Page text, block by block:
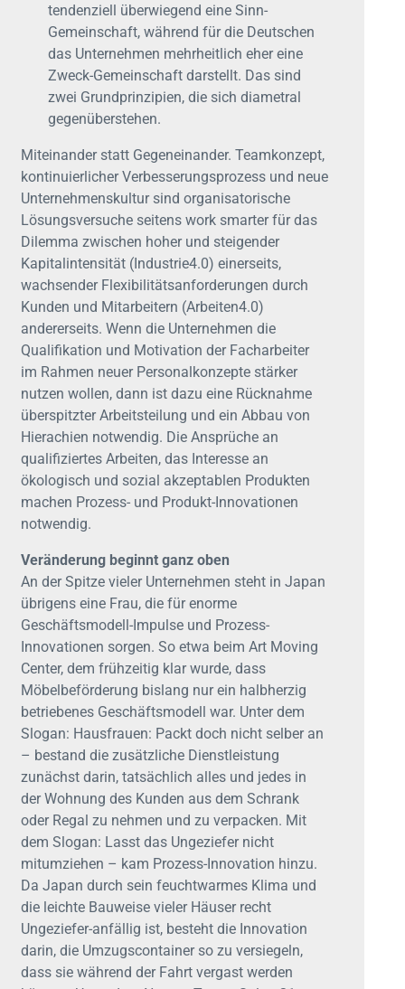
tendenziell überwiegend eine Sinn-
Gemeinschaft, während für die Deutschen
das Unternehmen mehrheitlich eher eine
Zweck-Gemeinschaft darstellt. Das sind
zwei Grundprinzipien, die sich diametral
gegenüberstehen.
Miteinander statt Gegeneinander. Teamkonzept,
kontinuierlicher Verbesserungsprozess und neue
Unternehmenskultur sind organisatorische
Lösungsversuche seitens work smarter für das
Dilemma zwischen hoher und steigender
Kapitalintensität (Industrie4.0) einerseits,
wachsender Flexibilitätsanforderungen durch
Kunden und Mitarbeitern (Arbeiten4.0)
andererseits. Wenn die Unternehmen die
Qualifikation und Motivation der Facharbeiter
im Rahmen neuer Personalkonzepte stärker
nutzen wollen, dann ist dazu eine Rücknahme
überspitzter Arbeitsteilung und ein Abbau von
Hierachien notwendig. Die Ansprüche an
qualifiziertes Arbeiten, das Interesse an
ökologisch und sozial akzeptablen Produkten
machen Prozess- und Produkt-Innovationen
notwendig.
Veränderung beginnt ganz oben
An der Spitze vieler Unternehmen steht in Japan
übrigens eine Frau, die für enorme
Geschäftsmodell-Impulse und Prozess-
Innovationen sorgen. So etwa beim Art Moving
Center, dem frühzeitig klar wurde, dass
Möbelbeförderung bislang nur ein halbherzig
betriebenes Geschäftsmodell war. Unter dem
Slogan: Hausfrauen: Packt doch nicht selber an
– bestand die zusätzliche Dienstleistung
zunächst darin, tatsächlich alles und jedes in
der Wohnung des Kunden aus dem Schrank
oder Regal zu nehmen und zu verpacken. Mit
dem Slogan: Lasst das Ungeziefer nicht
mitumziehen – kam Prozess-Innovation hinzu.
Da Japan durch sein feuchtwarmes Klima und
die leichte Bauweise vieler Häuser recht
Ungeziefer-anfällig ist, besteht die Innovation
darin, die Umzugscontainer so zu versiegeln,
dass sie während der Fahrt vergast werden